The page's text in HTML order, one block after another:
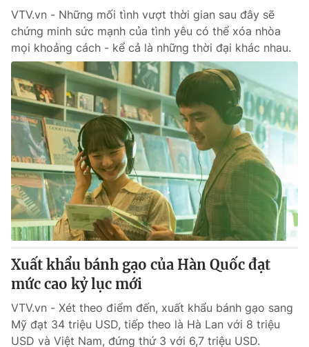
Hậu trường
Nhân vật
Khán giả
Giải sao mai
Giải trí
Điện ảnh
Âm nhạc
Sao
Đời sống
Du lịch
Làm đẹp
Chất lượng cuộc sống
Giáo dục
Tuyển sinh
Học trực tuyến
Công nghệ
Hitech Công nghệ tương lai
Sản phẩm
Thị trường
Tư vấn
Giao lưu trực tuyến
Lịch phát sóng
Chuyên mục khác
Emagazine
Photo Infographic
VTV.vn - Những mối tình vượt thời gian sau đây sẽ
chứng minh sức mạnh của tình yêu có thể xóa nhòa
mọi khoảng cách - kể cả là những thời đại khác nhau.
Xuất khẩu bánh gạo của Hàn Quốc đạt
mức cao kỷ lục mới
VTV.vn - Xét theo điểm đến, xuất khẩu bánh gạo sang
Mỹ đạt 34 triệu USD, tiếp theo là Hà Lan với 8 triệu
USD và Việt Nam, đứng thứ 3 với 6,7 triệu USD.